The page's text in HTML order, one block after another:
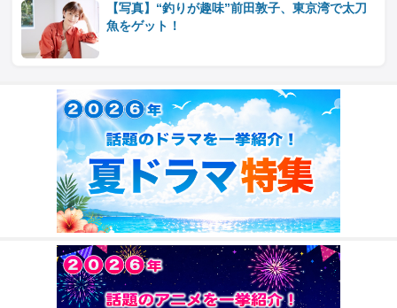
【写真】“釣りが趣味”前田敦子、東京湾で太刀
魚をゲット！